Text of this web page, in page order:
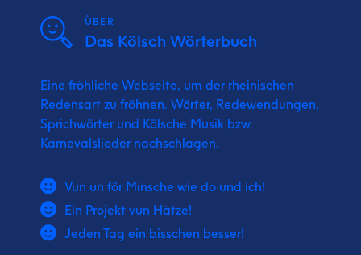
ÜBER
Das Kölsch Wörterbuch
Eine fröhliche Webseite, um der rheinischen
Redensart zu fröhnen. Wörter, Redewendungen,
Sprichwörter und Kölsche Musik bzw.
Karnevalslieder nachschlagen.
Vun un för Minsche wie do und ich!
Ein Projekt vun Hätze!
Jeden Tag ein bisschen besser!